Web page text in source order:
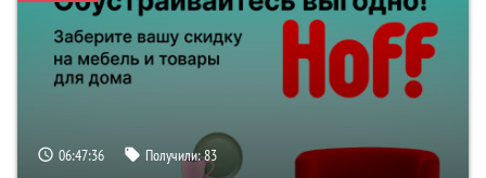
06:47:35 Получили:83